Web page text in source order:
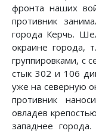
фронта наших
противник
города Керчь.
окраине города,
группировками, с
стык 302 и 106
уже на северную
противник
овладев
западнее